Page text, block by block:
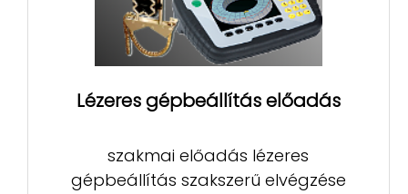
Lézeres gépbeállítás előadás
szakmai előadás lézeres
gépbeállítás szakszerű elvégzése